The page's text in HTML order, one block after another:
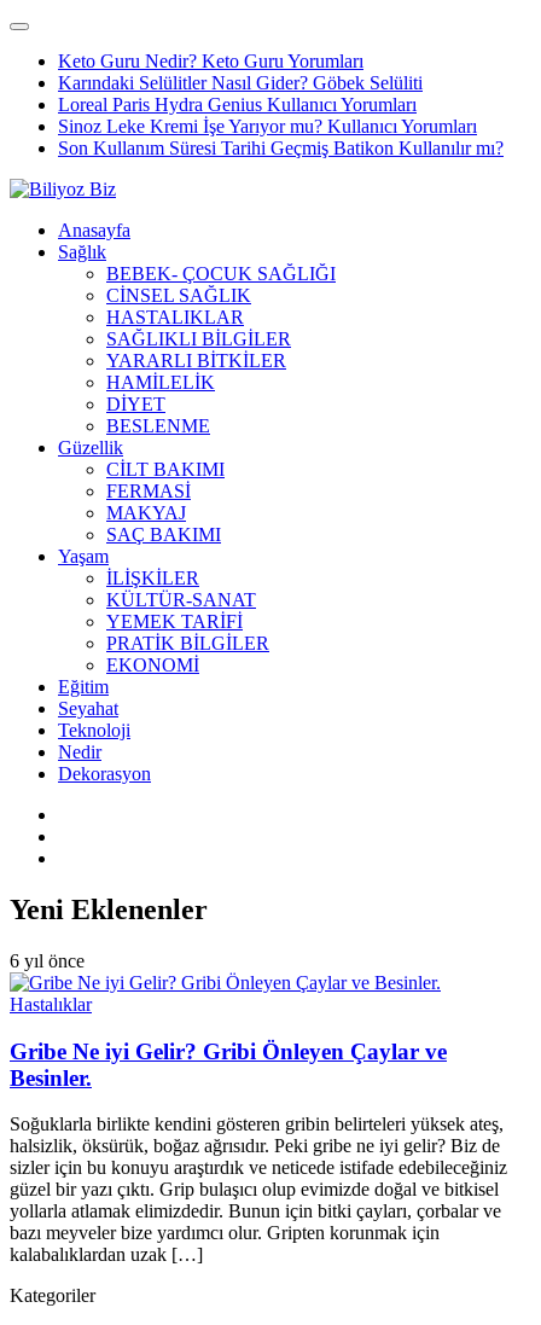
Keto Guru Nedir? Keto Guru Yorumları
Karındaki Selülitler Nasıl Gider? Göbek Selüliti
Loreal Paris Hydra Genius Kullanıcı Yorumları
Sinoz Leke Kremi İşe Yarıyor mu? Kullanıcı Yorumları
Son Kullanım Süresi Tarihi Geçmiş Batikon Kullanılır mı?
Anasayfa
Sağlık
BEBEK- ÇOCUK SAĞLIĞI
CİNSEL SAĞLIK
HASTALIKLAR
SAĞLIKLI BİLGİLER
YARARLI BİTKİLER
HAMİLELİK
DİYET
BESLENME
Güzellik
CİLT BAKIMI
FERMASİ
MAKYAJ
SAÇ BAKIMI
Yaşam
İLİŞKİLER
KÜLTÜR-SANAT
YEMEK TARİFİ
PRATİK BİLGİLER
EKONOMİ
Eğitim
Seyahat
Teknoloji
Nedir
Dekorasyon
Yeni Eklenenler
6 yıl önce
Hastalıklar
Gribe Ne iyi Gelir? Gribi Önleyen Çaylar ve
Besinler.
Soğuklarla birlikte kendini gösteren gribin belirteleri yüksek ateş,
halsizlik, öksürük, boğaz ağrısıdır. Peki gribe ne iyi gelir? Biz de
sizler için bu konuyu araştırdık ve neticede istifade edebileceğiniz
güzel bir yazı çıktı. Grip bulaşıcı olup evimizde doğal ve bitkisel
yollarla atlamak elimizdedir. Bunun için bitki çayları, çorbalar ve
bazı meyveler bize yardımcı olur. Gripten korunmak için
kalabalıklardan uzak […]
Kategoriler